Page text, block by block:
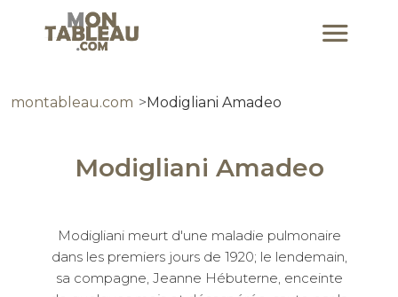
montableau.com Modigliani Amadeo
Modigliani Amadeo
Modigliani meurt d'une maladie pulmonaire
dans les premiers jours de 1920; le lendemain,
sa compagne, Jeanne Hébuterne, enceinte